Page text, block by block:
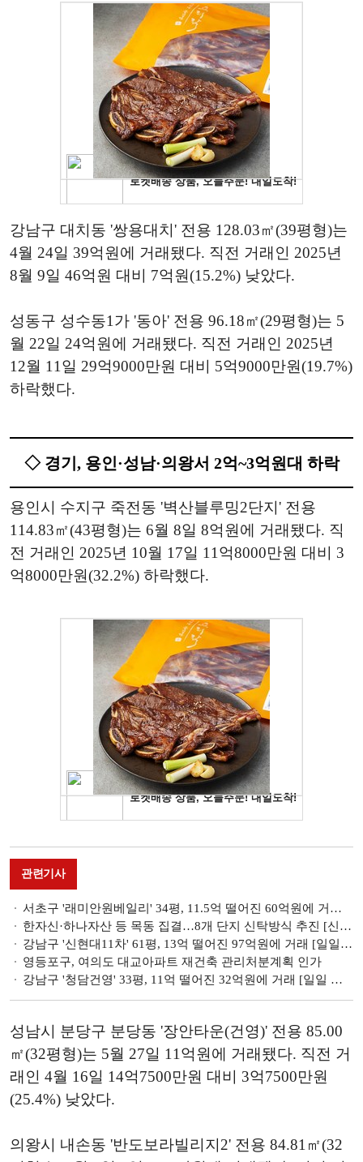
강남구 대치동 '쌍용대치' 전용 128.03㎡(39평형)는
4월 24일 39억원에 거래됐다. 직전 거래인 2025년
8월 9일 46억원 대비 7억원(15.2%) 낮았다.
성동구 성수동1가 '동아' 전용 96.18㎡(29평형)는 5
월 22일 24억원에 거래됐다. 직전 거래인 2025년
12월 11일 29억9000만원 대비 5억9000만원(19.7%)
하락했다.
◇ 경기, 용인·성남·의왕서 2억~3억원대 하락
용인시 수지구 죽전동 '벽산블루밍2단지' 전용
114.83㎡(43평형)는 6월 8일 8억원에 거래됐다. 직
전 거래인 2025년 10월 17일 11억8000만원 대비 3
억8000만원(32.2%) 하락했다.
관련기사
서초구 '래미안원베일리' 34평, 11.5억 떨어진 60억원에 거래 [일일 하락가]
한자신·하나자산 등 목동 집결…8개 단지 신탁방식 추진 [신탁 부흥기-上]
강남구 '신현대11차' 61평, 13억 떨어진 97억원에 거래 [일일 하락가]
영등포구, 여의도 대교아파트 재건축 관리처분계획 인가
강남구 '청담건영' 33평, 11억 떨어진 32억원에 거래 [일일 하락가]
성남시 분당구 분당동 '장안타운(건영)' 전용 85.00
㎡(32평형)는 5월 27일 11억원에 거래됐다. 직전 거
래인 4월 16일 14억7500만원 대비 3억7500만원
(25.4%) 낮았다.
의왕시 내손동 '반도보라빌리지2' 전용 84.81㎡(32